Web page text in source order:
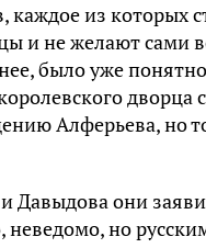
каждое из которых
и не желают сами
было уже
дворца
Алферьева, но
Давыдова они
но